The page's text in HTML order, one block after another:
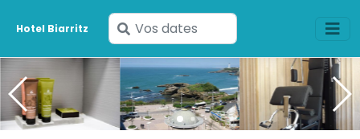
Hotel Biarritz
Saisissez
vos
dates